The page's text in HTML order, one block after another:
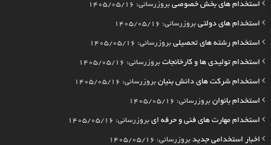
استخدام های بخش خصوصی بروزرسانی: 1405/05/16
استخدام های دولتی بروزرسانی: 1405/05/16
استخدام رشته های تحصیلی بروزرسانی: 1405/05/16
استخدام تولیدی ها و کارخانجات بروزرسانی: 1405/05/16
استخدام شرکت های دانش بنیان بروزرسانی: 1405/05/16
استخدام بانوان بروزرسانی: 1405/05/16
استخدام مهارت های فنی و حرفه ای بروزرسانی: 1405/05/16
اخبار استخدامی جدید بروزرسانی: 1405/05/16